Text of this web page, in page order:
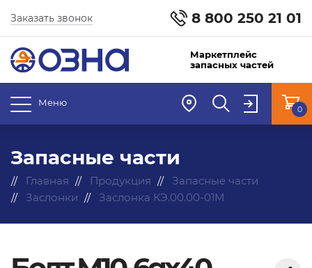
8 800 250 21 01
Заказать звонок
Маркетплейс
запасных частей
Меню
0
Запасные части
Главная Продукция
Запасные части
Заслонки
Заслонка КЭ.00.00-01М